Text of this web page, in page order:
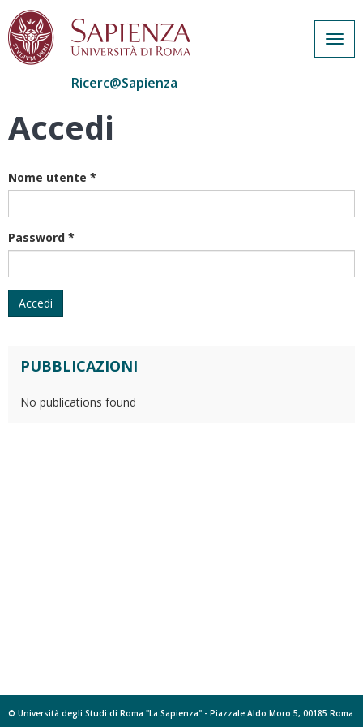
Salta
Ricerc@Sapienza
Accedi
Nome utente *
Password *
Accedi
PUBBLICAZIONI
No publications found
© Università degli Studi di Roma "La Sapienza" - Piazzale Aldo Moro 5, 00185 Roma